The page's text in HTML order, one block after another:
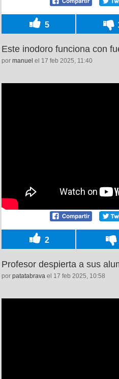
5
Este inodoro funciona con
por manuel el 17 feb 2025, 11:40
2
Profesor despierta a sus
por patatabrava el 17 feb 2025, 10:58